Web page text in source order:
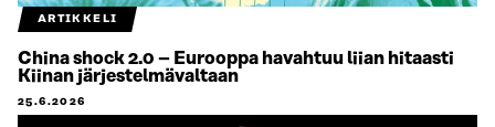
ARTIKKELI
China shock 2.0 – Eurooppa havahtuu liian hitaasti
Kiinan järjestelmävaltaan
25.6.2026